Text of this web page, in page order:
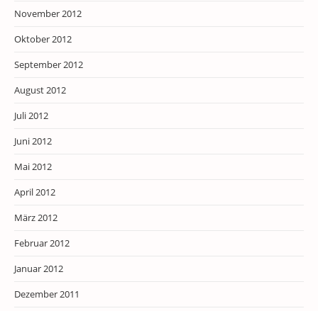
November 2012
Oktober 2012
September 2012
August 2012
Juli 2012
Juni 2012
Mai 2012
April 2012
März 2012
Februar 2012
Januar 2012
Dezember 2011